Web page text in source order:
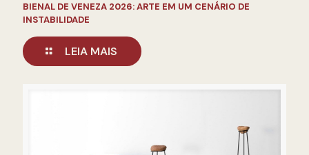
BIENAL DE VENEZA 2026: ARTE EM UM CENÁRIO DE
INSTABILIDADE
LEIA MAIS